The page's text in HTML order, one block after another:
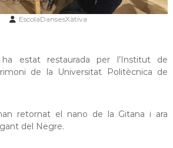
EscolaDansesXàtiva
estat restaurada per l’Institut de
de la Universitat Politècnica de
retornat el nano de la Gitana i ara
del Negre.